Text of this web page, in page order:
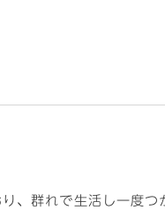
、群れで生活し一度